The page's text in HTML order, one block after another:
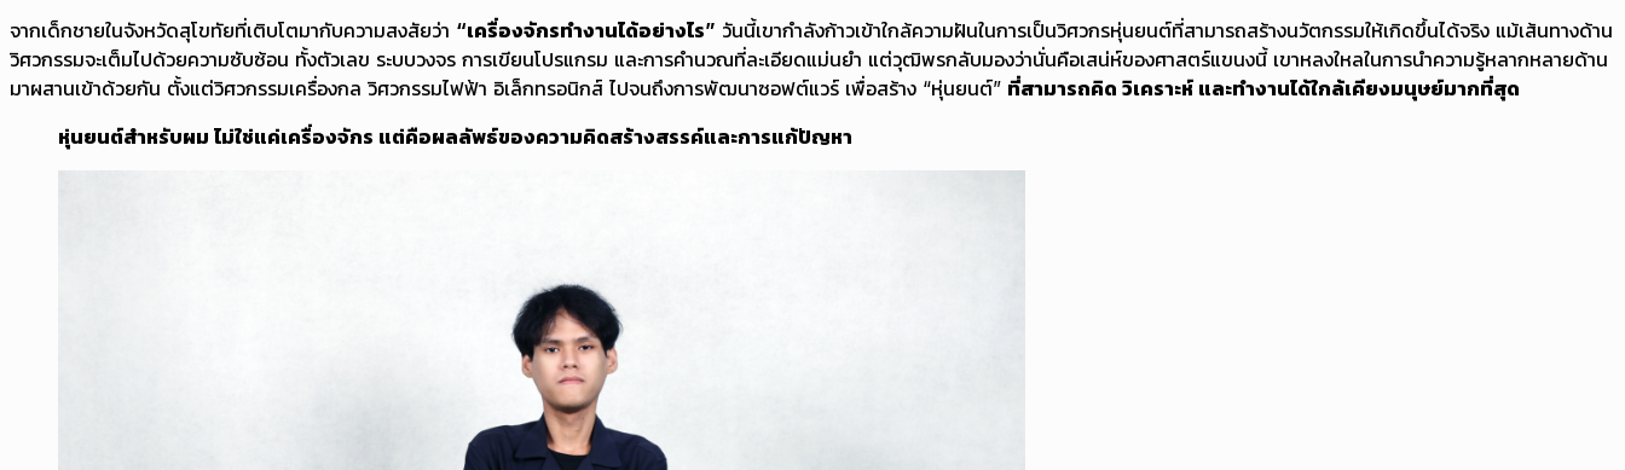
จากเด็กชายในจังหวัดสุโขทัยที่เติบโตมากับความสงสัยว่า “เครื่องจักรทำงานได้อย่างไร” วันนี้เขากำลังก้าวเข้าใกล้ความฝันในการเป็นวิศวกรหุ่นยนต์ที่สามารถสร้างนวัตกรรมให้เกิดขึ้นได้จริง แม้เส้นทางด้าน
วิศวกรรมจะเต็มไปด้วยความซับซ้อน ทั้งตัวเลข ระบบวงจร การเขียนโปรแกรม และการคำนวณที่ละเอียดแม่นยำ แต่วุฒิพรกลับมองว่านั่นคือเสน่ห์ของศาสตร์แขนงนี้ เขาหลงใหลในการนำความรู้หลากหลายด้าน
มาผสานเข้าด้วยกัน ตั้งแต่วิศวกรรมเครื่องกล วิศวกรรมไฟฟ้า อิเล็กทรอนิกส์ ไปจนถึงการพัฒนาซอฟต์แวร์ เพื่อสร้าง “หุ่นยนต์” ที่สามารถคิด วิเคราะห์ และทำงานได้ใกล้เคียงมนุษย์มากที่สุด
หุ่นยนต์สำหรับผม ไม่ใช่แค่เครื่องจักร แต่คือผลลัพธ์ของความคิดสร้างสรรค์และการแก้ปัญหา